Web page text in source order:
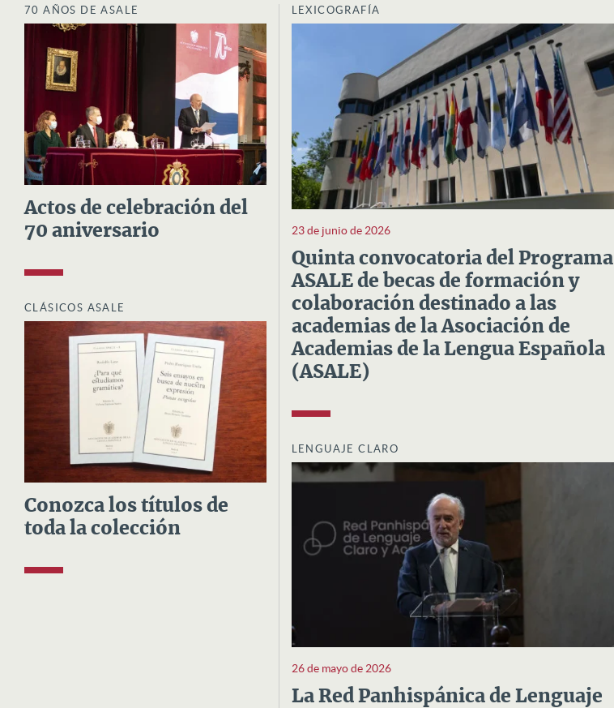
70 AÑOS DE ASALE
Actos de celebración del
70 aniversario
CLÁSICOS ASALE
Conozca los títulos de
toda la colección
LEXICOGRAFÍA
23 de junio de 2026
Quinta convocatoria del Programa
ASALE de becas de formación y
colaboración destinado a las
academias de la Asociación de
Academias de la Lengua Española
(ASALE)
LENGUAJE CLARO
26 de mayo de 2026
La Red Panhispánica de Lenguaje